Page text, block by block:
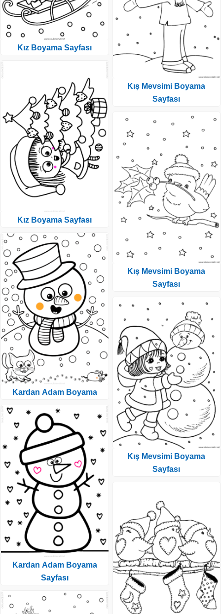
Kız Boyama Sayfası
Kız Boyama Sayfası
Kardan Adam Boyama
Kardan Adam Boyama
Sayfası
Kış Mevsimi Boyama
Sayfası
Kış Mevsimi Boyama
Sayfası
Kış Mevsimi Boyama
Sayfası